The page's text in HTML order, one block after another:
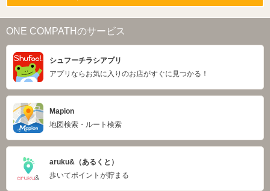
ONE COMPATHのサービス
シュフーチラシアプリ
アプリならお気に入りのお店がすぐに見つかる！
Mapion
地図検索・ルート検索
aruku&（あるくと）
歩いてポイントが貯まる